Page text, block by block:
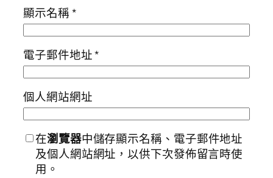
顯示名稱*
電子郵件地址*
個人網站網址
在瀏覽器中儲存顯示名稱、電子郵件地址
及個人網站網址，以供下次發佈留言時使
用。